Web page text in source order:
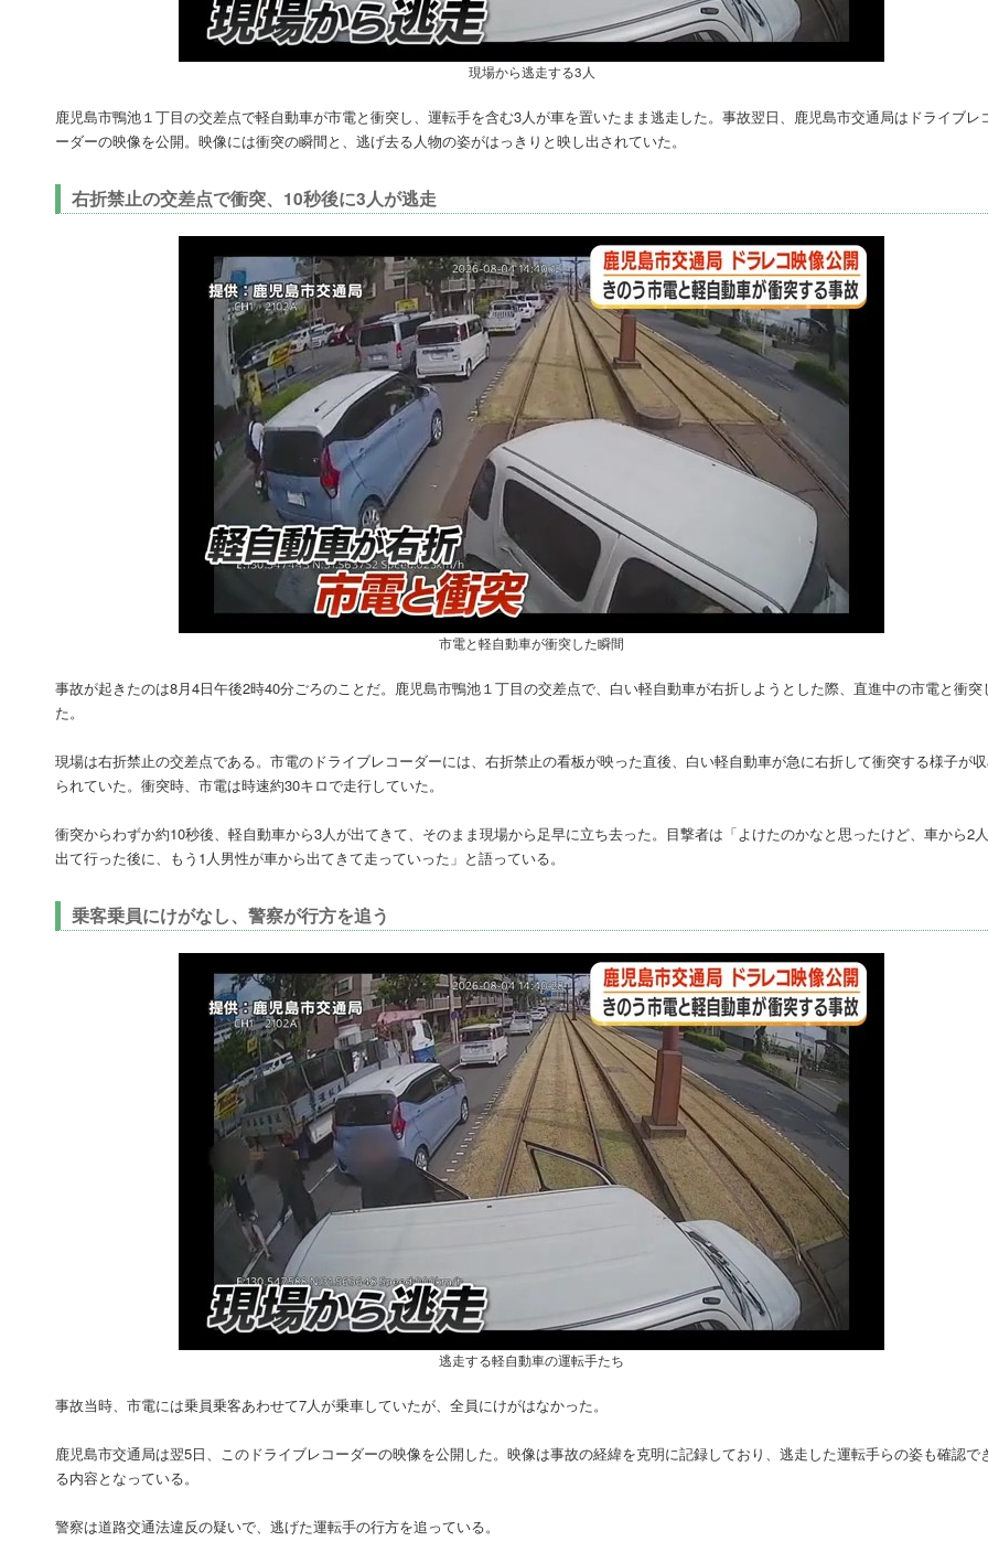
現場から逃走する3人
鹿児島市鴨池１丁目の交差点で軽自動車が市電と衝突し、運転手を含む3人が車を置いたまま逃走した。事故翌日、鹿児島市交通局はドライブレ
ーダーの映像を公開。映像には衝突の瞬間と、逃げ去る人物の姿がはっきりと映し出されていた。
右折禁止の交差点で衝突、10秒後に3人が逃走
市電と軽自動車が衝突した瞬間
事故が起きたのは8月4日午後2時40分ごろのことだ。鹿児島市鴨池１丁目の交差点で、白い軽自動車が右折しようとした際、直進中の市電と衝突
た。
現場は右折禁止の交差点である。市電のドライブレコーダーには、右折禁止の看板が映った直後、白い軽自動車が急に右折して衝突する様子が
られていた。衝突時、市電は時速約30キロで走行していた。
衝突からわずか約10秒後、軽自動車から3人が出てきて、そのまま現場から足早に立ち去った。目撃者は「よけたのかなと思ったけど、車から2
出て行った後に、もう1人男性が車から出てきて走っていった」と語っている。
乗客乗員にけがなし、警察が行方を追う
逃走する軽自動車の運転手たち
事故当時、市電には乗員乗客あわせて7人が乗車していたが、全員にけがはなかった。
鹿児島市交通局は翌5日、このドライブレコーダーの映像を公開した。映像は事故の経緯を克明に記録しており、逃走した運転手らの姿も確認で
る内容となっている。
警察は道路交通法違反の疑いで、逃げた運転手の行方を追っている。